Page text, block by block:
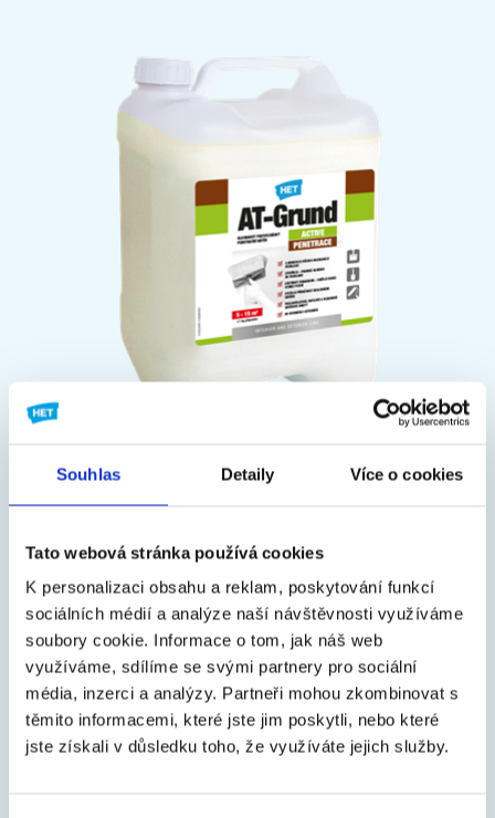
Souhlas Detaily Více o cookies
Tato webová stránka používá cookies
K personalizaci obsahu a reklam, poskytování funkcí
sociálních médií a analýze naší návštěvnosti využíváme
soubory cookie. Informace o tom, jak náš web
využíváme, sdílíme se svými partnery pro sociální
média, inzerci a analýzy. Partneři mohou zkombinovat s
těmito informacemi, které jste jim poskytli, nebo které
jste získali v důsledku toho, že využíváte jejich služby.
postavený na báze ultrajemnej akrylátovej vodnej disperzie,
ktorá penetruje hlboko do porézneho povrchu, spevňuje
povrch, znižuje a zjednocuje rôznu nasiakavosť podkladu a
zvyšuje prídržnosť následne aplikovaných materiálov k
podkladu, čím tiež znižuje pravdepodobnosť tvorby vlasových
trhlín.
Prípravok je navyše ošetrený veľmi účinným fungicídom,